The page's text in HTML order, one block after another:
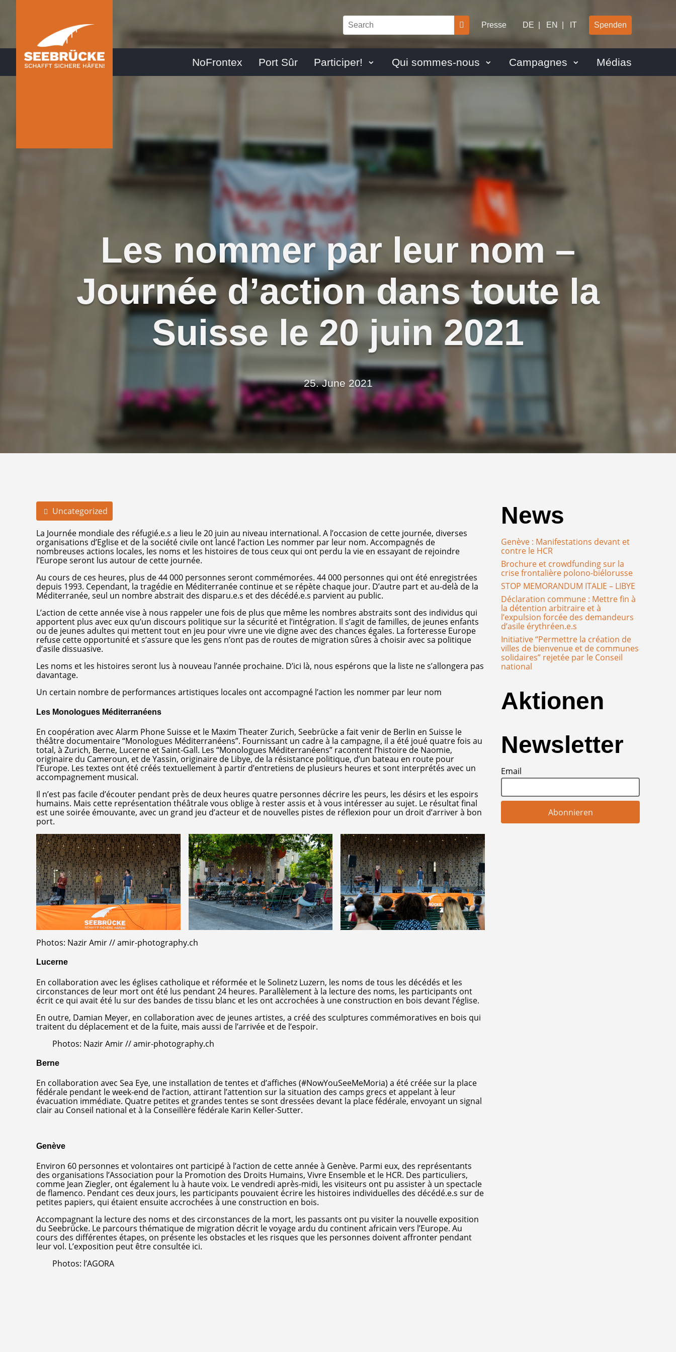
NoFrontex Port Sûr Participer! Qui sommes-nous Campagnes Médias
Presse DE EN IT Spenden
Les nommer par leur nom –
Journée d’action dans toute la
Suisse le 20 juin 2021
25. June 2021
Uncategorized
La Journée mondiale des réfugié.e.s a lieu le 20 juin au niveau international. A l’occasion de cette journée, diverses
organisations d’Eglise et de la société civile ont lancé l’action Les nommer par leur nom. Accompagnés de
nombreuses actions locales, les noms et les histoires de tous ceux qui ont perdu la vie en essayant de rejoindre
l’Europe seront lus autour de cette journée.
Au cours de ces heures, plus de 44 000 personnes seront commémorées. 44 000 personnes qui ont été enregistrées
depuis 1993. Cependant, la tragédie en Méditerranée continue et se répète chaque jour. D’autre part et au-delà de la
Méditerranée, seul un nombre abstrait des disparu.e.s et des décédé.e.s parvient au public.
L’action de cette année vise à nous rappeler une fois de plus que même les nombres abstraits sont des individus qui
apportent plus avec eux qu’un discours politique sur la sécurité et l’intégration. Il s’agit de familles, de jeunes enfants
ou de jeunes adultes qui mettent tout en jeu pour vivre une vie digne avec des chances égales. La forteresse Europe
refuse cette opportunité et s’assure que les gens n’ont pas de routes de migration sûres à choisir avec sa politique
d’asile dissuasive.
Les noms et les histoires seront lus à nouveau l’année prochaine. D’ici là, nous espérons que la liste ne s’allongera pas
davantage.
Un certain nombre de performances artistiques locales ont accompagné l’action les nommer par leur nom
Les Monologues Méditerranéens
En coopération avec Alarm Phone Suisse et le Maxim Theater Zurich, Seebrücke a fait venir de Berlin en Suisse le
théâtre documentaire “Monologues Méditerranéens”. Fournissant un cadre à la campagne, il a été joué quatre fois au
total, à Zurich, Berne, Lucerne et Saint-Gall. Les “Monologues Méditerranéens” racontent l’histoire de Naomie,
originaire du Cameroun, et de Yassin, originaire de Libye, de la résistance politique, d’un bateau en route pour
l’Europe. Les textes ont été créés textuellement à partir d’entretiens de plusieurs heures et sont interprétés avec un
accompagnement musical.
Il n’est pas facile d’écouter pendant près de deux heures quatre personnes décrire les peurs, les désirs et les espoirs
humains. Mais cette représentation théâtrale vous oblige à rester assis et à vous intéresser au sujet. Le résultat final
est une soirée émouvante, avec un grand jeu d’acteur et de nouvelles pistes de réflexion pour un droit d’arriver à bon
port.
Photos: Nazir Amir // amir-photography.ch
Lucerne
En collaboration avec les églises catholique et réformée et le Solinetz Luzern, les noms de tous les décédés et les
circonstances de leur mort ont été lus pendant 24 heures. Parallèlement à la lecture des noms, les participants ont
écrit ce qui avait été lu sur des bandes de tissu blanc et les ont accrochées à une construction en bois devant l’église.
En outre, Damian Meyer, en collaboration avec de jeunes artistes, a créé des sculptures commémoratives en bois qui
traitent du déplacement et de la fuite, mais aussi de l’arrivée et de l’espoir.
Photos: Nazir Amir // amir-photography.ch
Berne
En collaboration avec Sea Eye, une installation de tentes et d’affiches (#NowYouSeeMeMoria) a été créée sur la place
fédérale pendant le week-end de l’action, attirant l’attention sur la situation des camps grecs et appelant à leur
évacuation immédiate. Quatre petites et grandes tentes se sont dressées devant la place fédérale, envoyant un signal
clair au Conseil national et à la Conseillère fédérale Karin Keller-Sutter.
Genève
Environ 60 personnes et volontaires ont participé à l’action de cette année à Genève. Parmi eux, des représentants
des organisations l’Association pour la Promotion des Droits Humains, Vivre Ensemble et le HCR. Des particuliers,
comme Jean Ziegler, ont également lu à haute voix. Le vendredi après-midi, les visiteurs ont pu assister à un spectacle
de flamenco. Pendant ces deux jours, les participants pouvaient écrire les histoires individuelles des décédé.e.s sur de
petites papiers, qui étaient ensuite accrochées à une construction en bois.
Accompagnant la lecture des noms et des circonstances de la mort, les passants ont pu visiter la nouvelle exposition
du Seebrücke. Le parcours thématique de migration décrit le voyage ardu du continent africain vers l’Europe. Au
cours des différentes étapes, on présente les obstacles et les risques que les personnes doivent affronter pendant
leur vol. L’exposition peut être consultée ici.
Photos: l’AGORA
News
Genève : Manifestations devant et
contre le HCR
Brochure et crowdfunding sur la
crise frontalière polono-biélorusse
STOP MEMORANDUM ITALIE – LIBYE
Déclaration commune : Mettre fin à
la détention arbitraire et à
l’expulsion forcée des demandeurs
d’asile érythréen.e.s
Initiative “Permettre la création de
villes de bienvenue et de communes
solidaires” rejetée par le Conseil
national
Aktionen
Newsletter
Email